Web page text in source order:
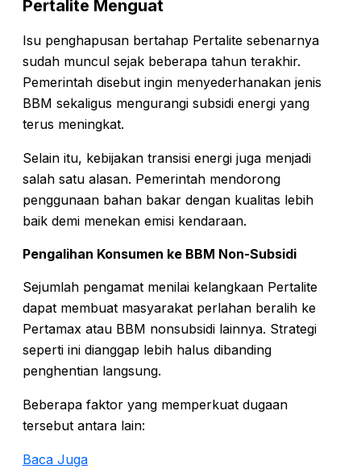
Pertalite Menguat
Isu penghapusan bertahap Pertalite sebenarnya
sudah muncul sejak beberapa tahun terakhir.
Pemerintah disebut ingin menyederhanakan jenis
BBM sekaligus mengurangi subsidi energi yang
terus meningkat.
Selain itu, kebijakan transisi energi juga menjadi
salah satu alasan. Pemerintah mendorong
penggunaan bahan bakar dengan kualitas lebih
baik demi menekan emisi kendaraan.
Pengalihan Konsumen ke BBM Non-Subsidi
Sejumlah pengamat menilai kelangkaan Pertalite
dapat membuat masyarakat perlahan beralih ke
Pertamax atau BBM nonsubsidi lainnya. Strategi
seperti ini dianggap lebih halus dibanding
penghentian langsung.
Beberapa faktor yang memperkuat dugaan
tersebut antara lain:
Baca Juga